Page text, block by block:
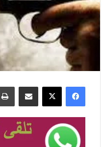
فيسبوك ‫X مشاركة عبر البريد